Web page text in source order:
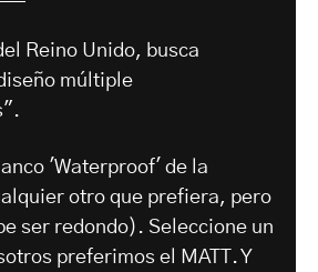
Reino Unido, busca
múltiple
'Waterproof' de la
otro que prefiera, pero
ser redondo). Seleccione un
preferimos el MATT. Y